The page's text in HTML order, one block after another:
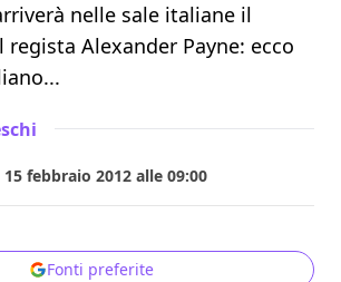
nelle sale italiane il
Alexander Payne: ecco
15 febbraio 2012 alle 09:00
Fonti preferite